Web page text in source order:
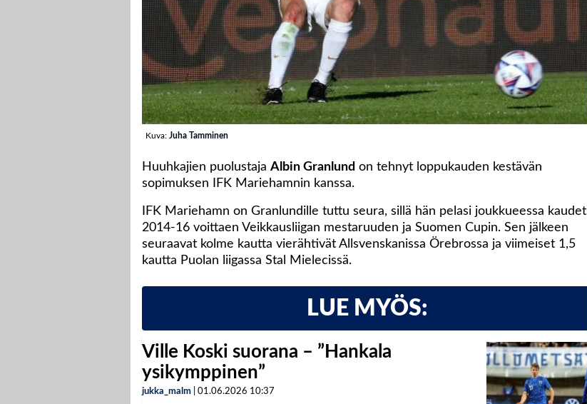
Kuva: Juha Tamminen
Huuhkajien puolustaja Albin Granlund on tehnyt loppukauden kestävän
sopimuksen IFK Mariehamnin kanssa.
IFK Mariehamn on Granlundille tuttu seura, sillä hän pelasi joukkueessa kaudet
2014-16 voittaen Veikkausliigan mestaruuden ja Suomen Cupin. Sen jälkeen
seuraavat kolme kautta vierähtivät Allsvenskanissa Örebrossa ja viimeiset 1,5
kautta Puolan liigassa Stal Mielecissä.
LUE MYÖS:
Ville Koski suorana – ”Hankala
ysikymppinen”
jukka_malm 01.06.2026 10:37